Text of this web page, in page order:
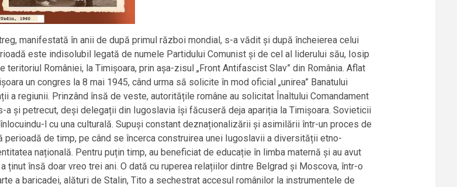
manifestată în anii de după primul război mondial, s-a vădit și după încheierea celui
este indisolubil legată de numele Partidului Comunist și de cel al liderului său, Iosip
României, la Timișoara, prin așa-zisul „Front Antifascist Slav” din România. Aflat
un congres la 8 mai 1945, când urma să solicite în mod oficial „unirea” Banatului
a regiunii. Prinzând însă de veste, autoritățile române au solicitat Înaltului Comandament
și petrecut, deși delegații din Iugoslavia își făcuseră deja apariția la Timișoara. Sovieticii
l cu una culturală. Supuși constant deznaționalizării și asimilării într-un proces de
de timp, pe când se încerca construirea unei Iugoslavii a diversității etno-
națională. Pentru puțin timp, au beneficiat de educație în limba maternă și au avut
ținut însă doar vreo trei ani. O dată cu ruperea relațiilor dintre Belgrad și Moscova, într-o
a baricadei, alături de Stalin, Tito a sechestrat accesul românilor la instrumentele de